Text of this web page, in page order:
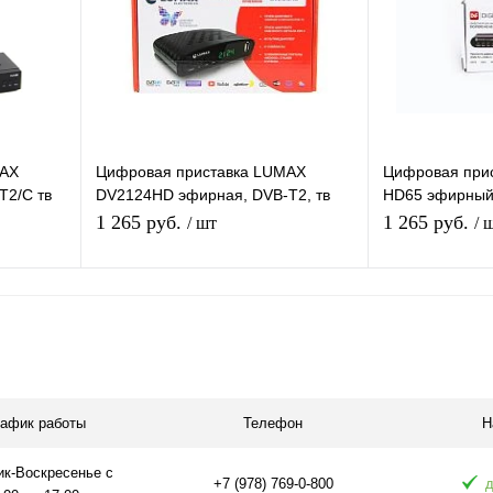
В избранное Под заказ В избранное
C тв
Цифровая приставка LUMAX
DV2124HD эфирная, DVB-T2, тв
бесплатно, тюнер, ресивер,
1 265 руб. / шт
Цифровая
HD65
ресивер
1 265 руб. /
работы
Телефон
Воскресенье с
+7 (978) 769-0-800